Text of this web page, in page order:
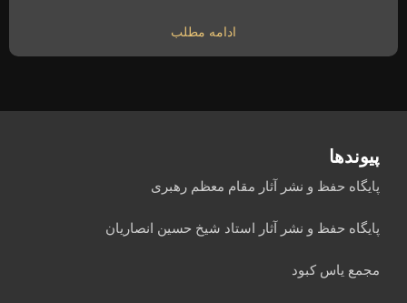
ادامه مطلب
پیوندها
پایگاه حفظ و نشر آثار مقام معظم رهبری
پایگاه حفظ و نشر آثار استاد شیخ حسین انصاریان
مجمع یاس کبود